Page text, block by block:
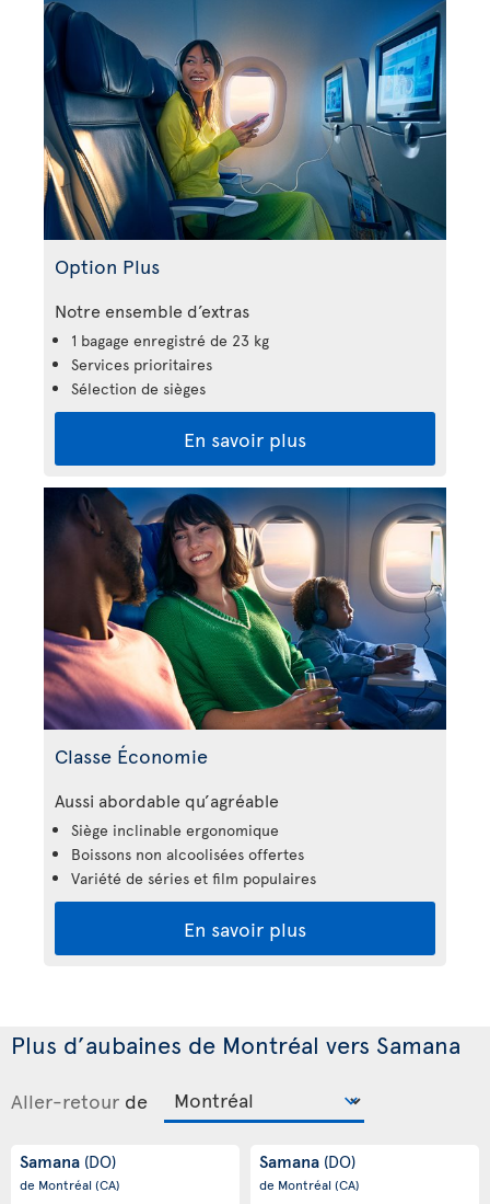
Option Plus
Notre ensemble d’extras
1 bagage enregistré de 23 kg
Services prioritaires
Sélection de sièges
En savoir plus
Classe Économie
Aussi abordable qu’agréable
Siège inclinable ergonomique
Boissons non alcoolisées offertes
Variété de séries et film populaires
En savoir plus
Plus d’aubaines de Montréal vers Samana
Aller-retour de
Samana (DO)
de Montréal(CA)
Samana (DO)
de Montréal(CA)